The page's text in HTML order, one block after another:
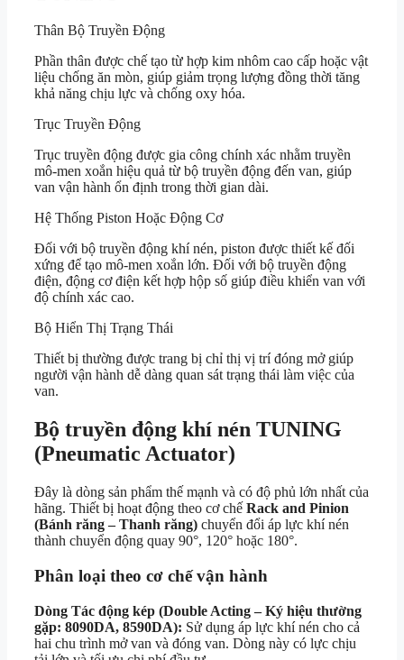
Thân Bộ Truyền Động
Phần thân được chế tạo từ hợp kim nhôm cao cấp hoặc vật
liệu chống ăn mòn, giúp giảm trọng lượng đồng thời tăng
khả năng chịu lực và chống oxy hóa.
Trục Truyền Động
Trục truyền động được gia công chính xác nhằm truyền
mô-men xoắn hiệu quả từ bộ truyền động đến van, giúp
van vận hành ổn định trong thời gian dài.
Hệ Thống Piston Hoặc Động Cơ
Đối với bộ truyền động khí nén, piston được thiết kế đối
xứng để tạo mô-men xoắn lớn. Đối với bộ truyền động
điện, động cơ điện kết hợp hộp số giúp điều khiển van với
độ chính xác cao.
Bộ Hiển Thị Trạng Thái
Thiết bị thường được trang bị chỉ thị vị trí đóng mở giúp
người vận hành dễ dàng quan sát trạng thái làm việc của
van.
Bộ truyền động khí nén TUNING
(Pneumatic Actuator)
Đây là dòng sản phẩm thế mạnh và có độ phủ lớn nhất của
hãng. Thiết bị hoạt động theo cơ chế Rack and Pinion
(Bánh răng – Thanh răng) chuyển đổi áp lực khí nén
thành chuyển động quay 90°, 120° hoặc 180°.
Phân loại theo cơ chế vận hành
Dòng Tác động kép (Double Acting – Ký hiệu thường
gặp: 8090DA, 8590DA): Sử dụng áp lực khí nén cho cả
hai chu trình mở van và đóng van. Dòng này có lực chịu